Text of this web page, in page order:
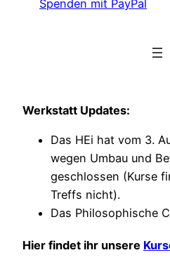
Spenden mit PayPal
Werkstatt Updates:
Das HEi hat vom 3.
wegen Umbau und
geschlossen (Kurse
Treffs nicht).
Das Philosophische
Hier findet ihr unsere